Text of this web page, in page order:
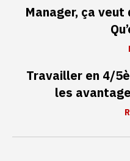
Manager, ça
Travailler en 4/
les